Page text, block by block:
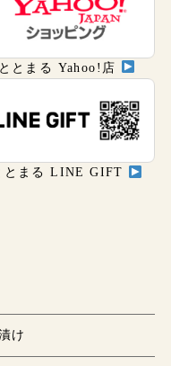
ととまる Yahoo!店
とまる LINE GIFT
け